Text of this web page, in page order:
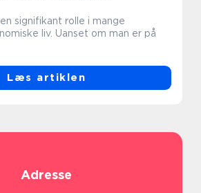
signifikant rolle i mange
liv. Uanset om man er på
Læs artiklen
Adresse